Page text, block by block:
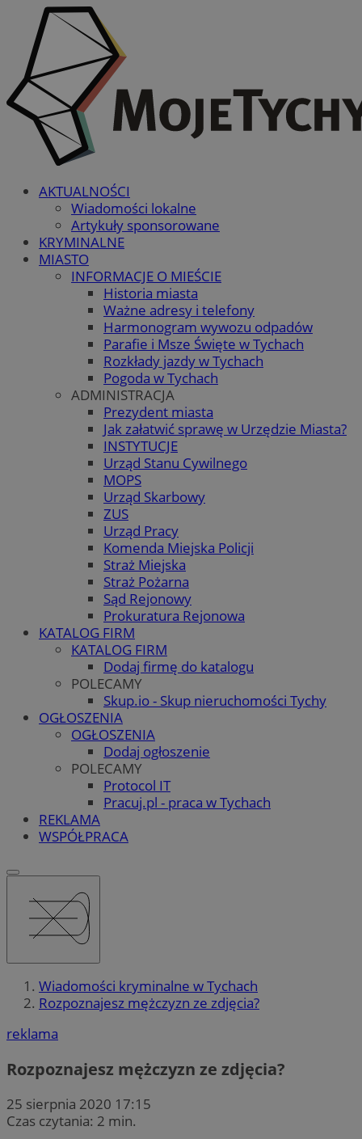
AKTUALNOŚCI
Wiadomości lokalne
Artykuły sponsorowane
KRYMINALNE
MIASTO
INFORMACJE O MIEŚCIE
Historia miasta
Ważne adresy i telefony
Harmonogram wywozu odpadów
Parafie i Msze Święte w Tychach
Rozkłady jazdy w Tychach
Pogoda w Tychach
ADMINISTRACJA
Prezydent miasta
Jak załatwić sprawę w Urzędzie Miasta?
INSTYTUCJE
Urząd Stanu Cywilnego
MOPS
Urząd Skarbowy
ZUS
Urząd Pracy
Komenda Miejska Policji
Straż Miejska
Straż Pożarna
Sąd Rejonowy
Prokuratura Rejonowa
KATALOG FIRM
KATALOG FIRM
Dodaj firmę do katalogu
POLECAMY
Skup.io - Skup nieruchomości Tychy
OGŁOSZENIA
OGŁOSZENIA
Dodaj ogłoszenie
POLECAMY
Protocol IT
Pracuj.pl - praca w Tychach
REKLAMA
WSPÓŁPRACA
Wiadomości kryminalne w Tychach
Rozpoznajesz mężczyzn ze zdjęcia?
reklama
Rozpoznajesz mężczyzn ze zdjęcia?
25 sierpnia 2020 17:15
Czas czytania: 2 min.